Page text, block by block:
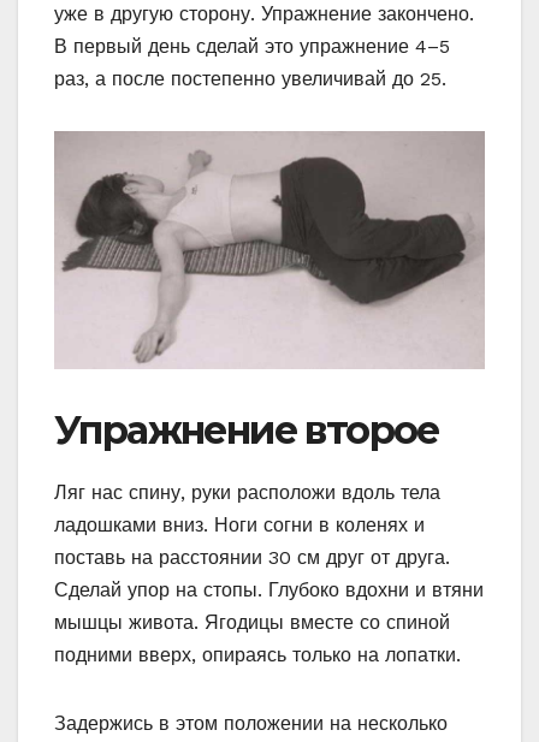
уже в другую сторону. Упражнение закончено.
В первый день сделай это упражнение 4–5
раз, а после постепенно увеличивай до 25.
Упражнение второе
Ляг нас спину, руки расположи вдоль тела
ладошками вниз. Ноги согни в коленях и
поставь на расстоянии 30 см друг от друга.
Сделай упор на стопы. Глубоко вдохни и втяни
мышцы живота. Ягодицы вместе со спиной
подними вверх, опираясь только на лопатки.
Задержись в этом положении на несколько